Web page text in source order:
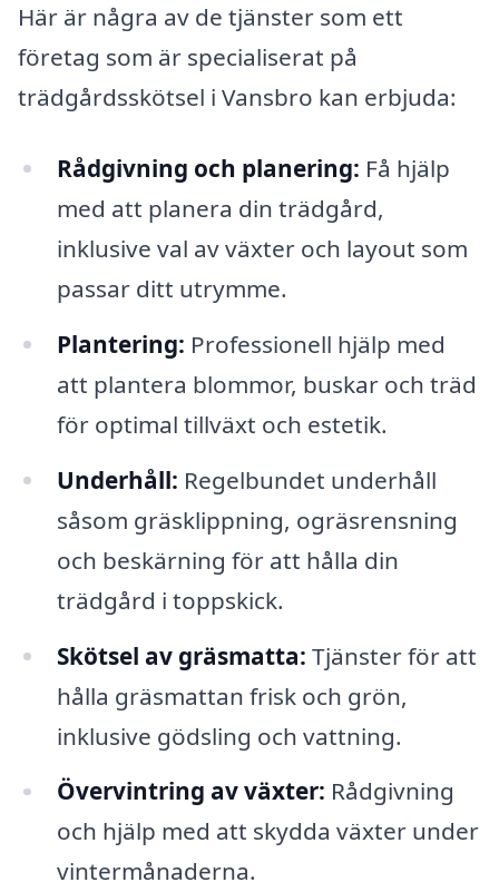
Här är några av de tjänster som ett
företag som är specialiserat på
trädgårdsskötsel i Vansbro kan erbjuda:
Rådgivning och planering: Få hjälp
med att planera din trädgård,
inklusive val av växter och layout som
passar ditt utrymme.
Plantering: Professionell hjälp med
att plantera blommor, buskar och träd
för optimal tillväxt och estetik.
Underhåll: Regelbundet underhåll
såsom gräsklippning, ogräsrensning
och beskärning för att hålla din
trädgård i toppskick.
Skötsel av gräsmatta: Tjänster för att
hålla gräsmattan frisk och grön,
inklusive gödsling och vattning.
Övervintring av växter: Rådgivning
och hjälp med att skydda växter under
vintermånaderna.